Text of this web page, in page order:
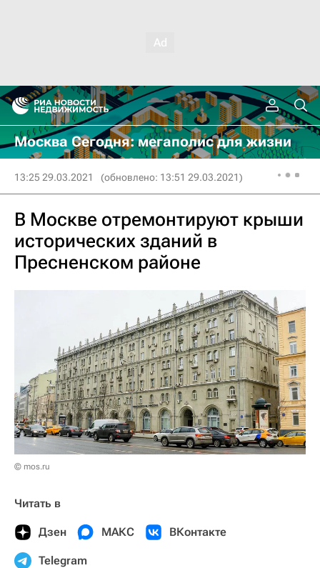
Москва Сегодня: мегаполис для жизни
13:25 29.03.2021 (обновлено: 13:51 29.03.2021)
В Москве отремонтируют крыши
исторических зданий в
Пресненском районе
© mos.ru
Читать в
Дзен МАКС ВКонтакте
Telegram